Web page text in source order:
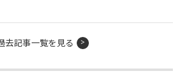
去記事一覧を見る